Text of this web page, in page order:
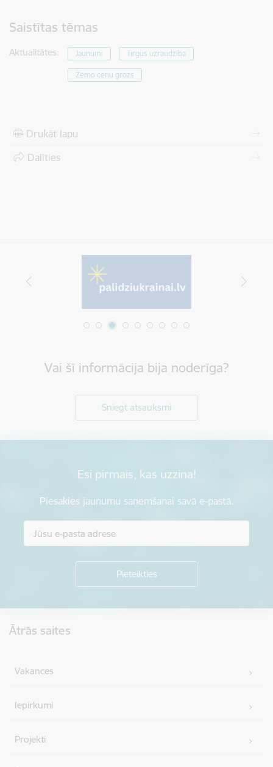
Saistītas tēmas
Aktualitātes: Jaunumi Tirgus uzraudzība
Zemo cenu grozs
Drukāt lapu
Dalīties
Vai šī informācija bija noderīga?
Sniegt atsauksmi
Esi pirmais, kas uzzina!
Piesakies jaunumu saņemšanai savā e-pastā.
Ātrās saites
Vakances
Iepirkumi
Projekti